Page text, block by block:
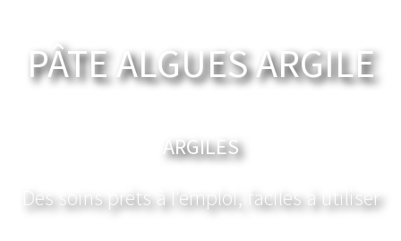
PÂTE ALGUES ARGILE
ARGILES
Des soins prêts à l'emploi, faciles à utiliser